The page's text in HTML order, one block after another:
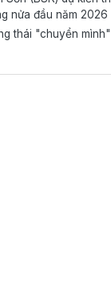
nửa đầu năm 2026
thái "chuyển